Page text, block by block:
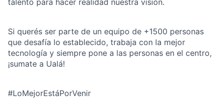
talento para hacer realidad nuestra visión.
Si querés ser parte de un equipo de +1500 personas
que desafía lo establecido, trabaja con la mejor
tecnología y siempre pone a las personas en el centro,
¡sumate a Ualá!
#LoMejorEstáPorVenir